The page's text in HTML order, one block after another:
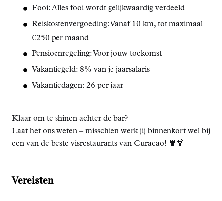
Fooi: Alles fooi wordt gelijkwaardig verdeeld
Reiskostenvergoeding: Vanaf 10 km, tot maximaal
€250 per maand
Pensioenregeling: Voor jouw toekomst
Vakantiegeld: 8% van je jaarsalaris
Vakantiedagen: 26 per jaar
Klaar om te shinen achter de bar?
Laat het ons weten – misschien werk jij binnenkort wel bij
een van de beste visrestaurants van Curacao! 🦞🍹
Vereisten